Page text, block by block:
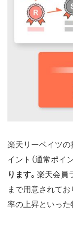
楽天リーベイツ
イント（通常ポイン
ります。 楽天会員
まで用意されて
率の上昇といった